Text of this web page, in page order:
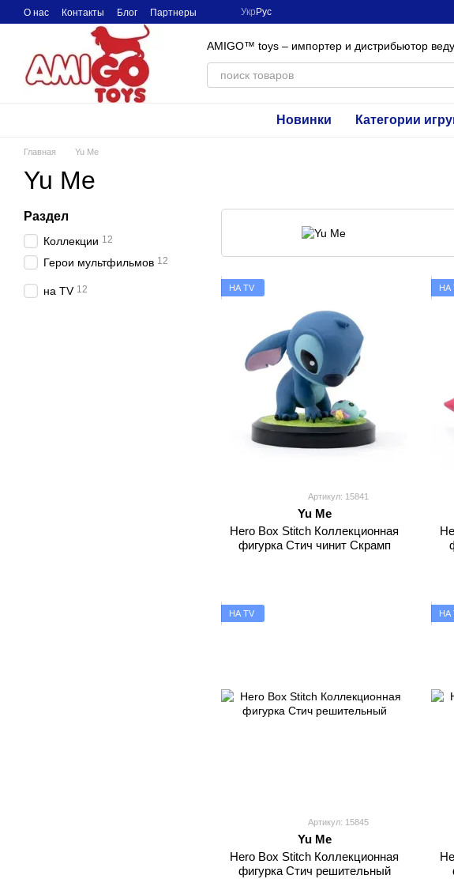
Перейти к основному контенту
О нас Контакты Блог Партнеры Укр Рус
AMIGO™ toys – импортер и дистрибьютор
Новинки Категории
Главная Yu Me
Yu Me
НА TV
Артикул: 15841
Yu Me
Hero Box Stitch Коллекционная
фигурка Стич чинит Скрамп
НА
НА TV
Артикул: 15845
Yu Me
Hero Box Stitch Коллекционная
фигурка Стич решительный
НА
Раздел
Коллекции 12
Герои мультфильмов 12
на TV 12